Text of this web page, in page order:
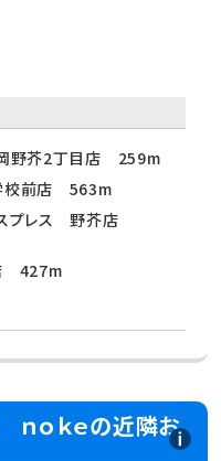
野芥2丁目店 259m
校前店 563m
スプレス 野芥店
427m
ｎｏｋｅの近隣お